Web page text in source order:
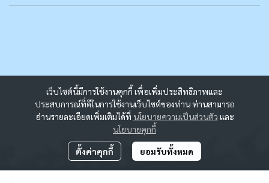
เว็บไซต์นี้มีการใช้งานคุกกี้ เพื่อเพิ่มประสิทธิภาพและ
ประสบการณ์ที่ดีในการใช้งานเว็บไซต์ของท่าน ท่านสามารถ
อ่านรายละเอียดเพิ่มเติมได้ที่ นโยบายความเป็นส่วนตัว และ
นโยบายคุกกี้
ตั้งค่าคุกกี้ ยอมรับทั้งหมด